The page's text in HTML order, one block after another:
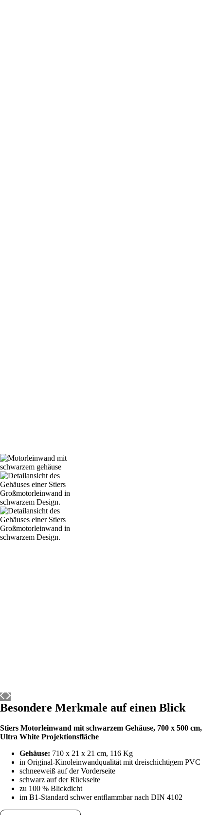
Besondere Merkmale auf einen Blick
Stiers Motorleinwand mit schwarzem Gehäuse, 700 x 500 cm,
Ultra White Projektionsfläche
Gehäuse: 710 x 21 x 21 cm, 116 Kg
in Original-Kinoleinwandqualität mit dreischichtigem PVC
schneeweiß auf der Vorderseite
schwarz auf der Rückseite
zu 100 % Blickdicht
im B1-Standard schwer entflammbar nach DIN 4102